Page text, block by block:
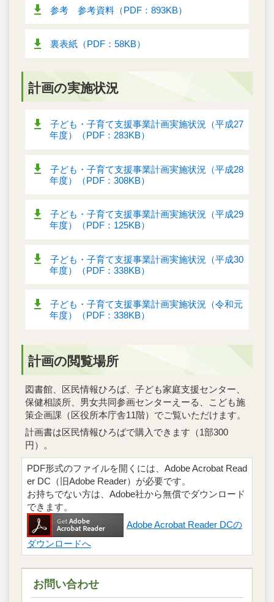
参考 参考資料（PDF：893KB）
裏表紙（PDF：58KB）
計画の実施状況
子ども・子育て支援事業計画実施状況（平成27
年度）（PDF：283KB）
子ども・子育て支援事業計画実施状況（平成28
年度）（PDF：308KB）
子ども・子育て支援事業計画実施状況（平成29
年度）（PDF：125KB）
子ども・子育て支援事業計画実施状況（平成30
年度）（PDF：338KB）
子ども・子育て支援事業計画実施状況（令和元
年度）（PDF：338KB）
計画の閲覧場所
図書館、区民情報ひろば、子ども家庭支援センター、
保健相談所、男女共同参画センターえーる、こども施
策企画課（区役所本庁舎11階）でご覧いただけます。
計画書は区民情報ひろばで購入できます（1部300
円）。
PDF形式のファイルを開くには、Adobe Acrobat Read
er DC（旧Adobe Reader）が必要です。
お持ちでない方は、Adobe社から無償でダウンロード
できます。
Adobe Acrobat Reader DCの
ダウンロードへ
お問い合わせ